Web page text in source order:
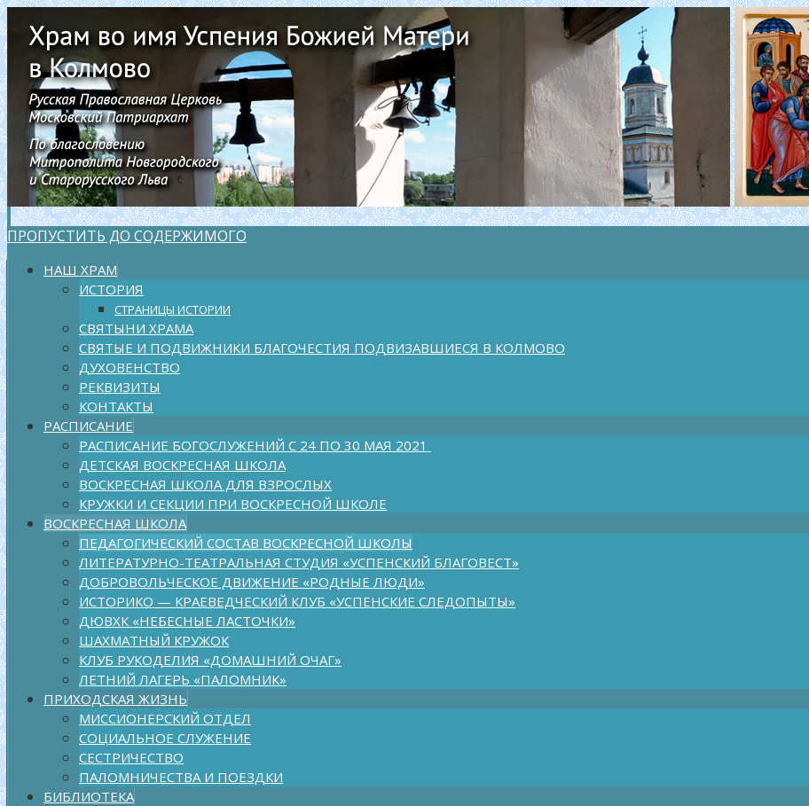
ПРОПУСТИТЬ ДО СОДЕРЖИМОГО
НАШ ХРАМ
ИСТОРИЯ
СТРАНИЦЫ ИСТОРИИ
СВЯТЫНИ ХРАМА
СВЯТЫЕ И ПОДВИЖНИКИ БЛАГОЧЕСТИЯ ПОДВИЗАВШИЕСЯ В КОЛМОВО
ДУХОВЕНСТВО
РЕКВИЗИТЫ
КОНТАКТЫ
РАСПИСАНИЕ
РАСПИСАНИЕ БОГОСЛУЖЕНИЙ С 24 ПО 30 МАЯ 2021
ДЕТСКАЯ ВОСКРЕСНАЯ ШКОЛА
ВОСКРЕСНАЯ ШКОЛА ДЛЯ ВЗРОСЛЫХ
КРУЖКИ И СЕКЦИИ ПРИ ВОСКРЕСНОЙ ШКОЛЕ
ВОСКРЕСНАЯ ШКОЛА
ПЕДАГОГИЧЕСКИЙ СОСТАВ ВОСКРЕСНОЙ ШКОЛЫ
ЛИТЕРАТУРНО-ТЕАТРАЛЬНАЯ СТУДИЯ «УСПЕНСКИЙ БЛАГОВЕСТ»
ДОБРОВОЛЬЧЕСКОЕ ДВИЖЕНИЕ «РОДНЫЕ ЛЮДИ»
ИСТОРИКО — КРАЕВЕДЧЕСКИЙ КЛУБ «УСПЕНСКИЕ СЛЕДОПЫТЫ»
ДЮВХК «НЕБЕСНЫЕ ЛАСТОЧКИ»
ШАХМАТНЫЙ КРУЖОК
КЛУБ РУКОДЕЛИЯ «ДОМАШНИЙ ОЧАГ»
ЛЕТНИЙ ЛАГЕРЬ «ПАЛОМНИК»
ПРИХОДСКАЯ ЖИЗНЬ
МИССИОНЕРСКИЙ ОТДЕЛ
СОЦИАЛЬНОЕ СЛУЖЕНИЕ
СЕСТРИЧЕСТВО
ПАЛОМНИЧЕСТВА И ПОЕЗДКИ
БИБЛИОТЕКА